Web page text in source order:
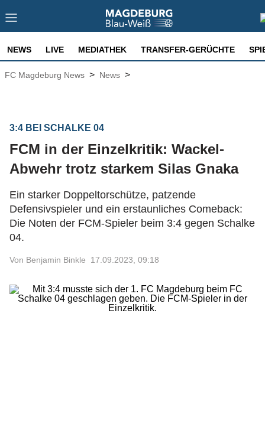
NEWS LIVE MEDIATHEK TRANSFER-GERÜCHTE
FC Magdeburg News > News >
3:4 BEI SCHALKE 04
FCM in der Einzelkritik: Wackel-
Abwehr trotz starkem Silas Gnaka
Ein starker Doppeltorschütze, patzende
Defensivspieler und ein erstaunliches Comeback:
Die Noten der FCM-Spieler beim 3:4 gegen Schalke
04.
Von Benjamin Binkle 17.09.2023, 09:18